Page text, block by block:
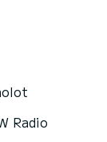
Radio